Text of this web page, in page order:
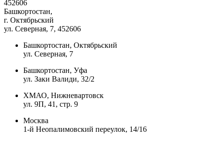
452606
Башкортостан,
г. Октябрьский
ул. Северная, 7, 452606
Башкортостан, Октябрьский
ул. Северная, 7
Башкортостан, Уфа
ул. Заки Валиди, 32/2
ХМАО, Нижневартовск
ул. 9П, 41, стр. 9
Москва
1-й Неопалимовский переулок, 14/16